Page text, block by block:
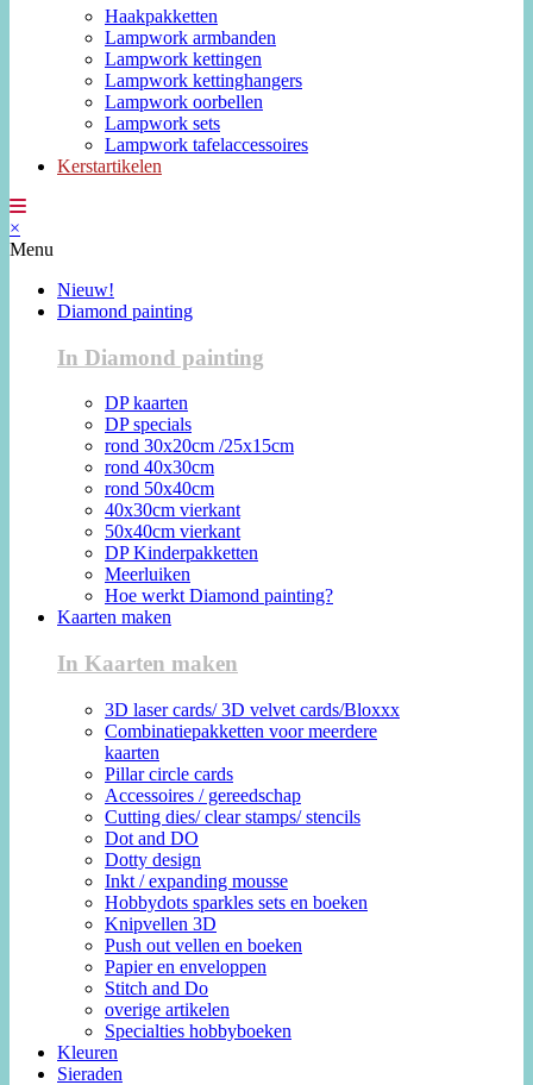
Haakpakketten
Lampwork armbanden
Lampwork kettingen
Lampwork kettinghangers
Lampwork oorbellen
Lampwork sets
Lampwork tafelaccessoires
Kerstartikelen
×
Menu
Nieuw!
Diamond painting
In Diamond painting
DP kaarten
DP specials
rond 30x20cm /25x15cm
rond 40x30cm
rond 50x40cm
40x30cm vierkant
50x40cm vierkant
DP Kinderpakketten
Meerluiken
Hoe werkt Diamond painting?
Kaarten maken
In Kaarten maken
3D laser cards/ 3D velvet cards/Bloxxx
Combinatiepakketten voor meerdere
kaarten
Pillar circle cards
Accessoires / gereedschap
Cutting dies/ clear stamps/ stencils
Dot and DO
Dotty design
Inkt / expanding mousse
Hobbydots sparkles sets en boeken
Knipvellen 3D
Push out vellen en boeken
Papier en enveloppen
Stitch and Do
overige artikelen
Specialties hobbyboeken
Kleuren
Sieraden